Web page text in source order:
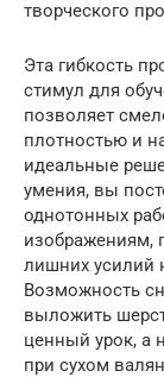
творческого
Эта гибкость
стимул для
позволяет
плотностью и
идеальные
умения, вы
однотонных
изображениям,
лишних усилий
Возможность
выложить
ценный урок, а
при сухом